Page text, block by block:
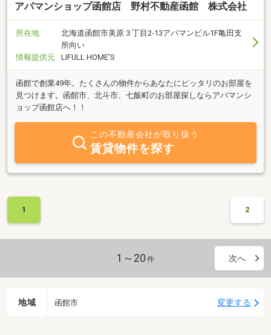
アパマンショップ函館店 野村不動産函館 株式会社
所在地
北海道函館市美原３丁目2-13アパマンビル1F亀田支
所向い
情報提供元
LIFULL HOME'S
函館で創業49年。たくさんの物件からあなたにピッタリのお部屋を
見つけます。函館市、北斗市、七飯町のお部屋探しならアパマンシ
ョップ函館店へ！！
この不動産会社が取り扱う
賃貸物件を探す
1 2
1～20 件 次へ
地域 函館市 変更する